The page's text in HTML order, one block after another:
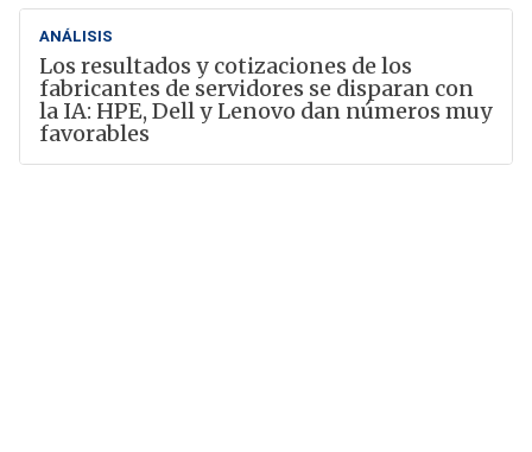
ANÁLISIS
Los resultados y cotizaciones de los
fabricantes de servidores se disparan con
la IA: HPE, Dell y Lenovo dan números muy
favorables